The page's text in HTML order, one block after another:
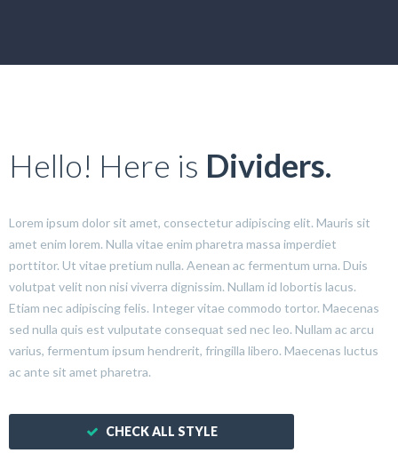
Hello! Here is Dividers.
Lorem ipsum dolor sit amet, consectetur adipiscing elit. Mauris sit
amet enim lorem. Nulla vitae enim pharetra massa imperdiet
porttitor. Ut vitae pretium nulla. Aenean ac fermentum urna. Duis
volutpat velit non nisi viverra dignissim. Nullam id lobortis lacus.
Etiam nec adipiscing felis. Integer vitae commodo tortor. Maecenas
sed nulla quis est vulputate consequat sed nec leo. Nullam ac arcu
varius, fermentum ipsum hendrerit, fringilla libero. Maecenas luctus
ac ante sit amet pharetra.
CHECK ALL STYLE